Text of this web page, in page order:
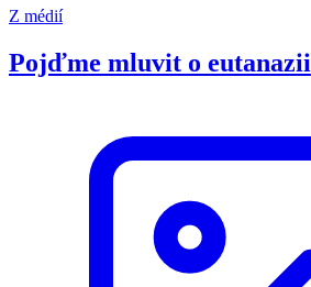
Z médií
Pojďme mluvit o eutanazii